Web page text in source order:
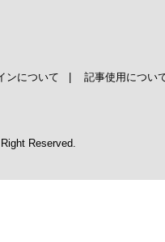
ンについて | 記事使用につい
Reserved.